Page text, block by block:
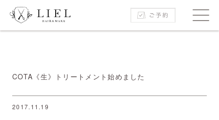
COTA《生》トリートメント始めました
2017.11.19